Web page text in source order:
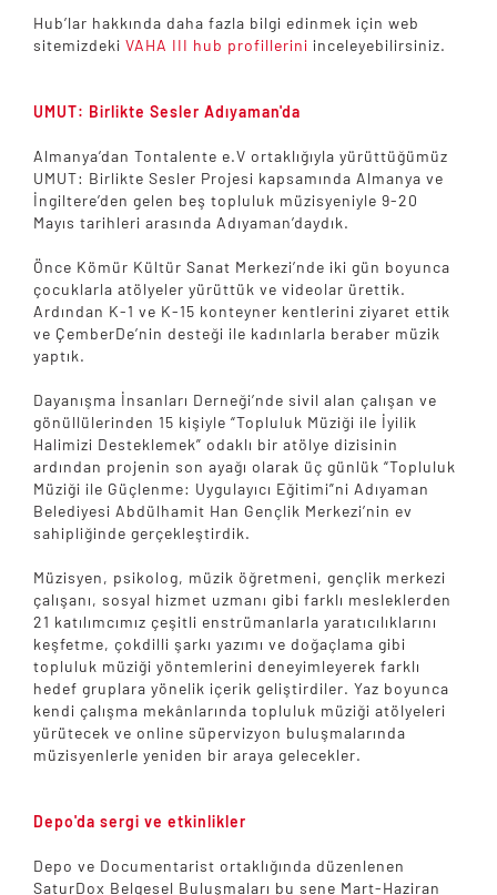
Hub’lar hakkında daha fazla bilgi edinmek için web
sitemizdeki VAHA III hub profillerini inceleyebilirsiniz.
UMUT: Birlikte Sesler Adıyaman'da
Almanya’dan Tontalente e.V ortaklığıyla yürüttüğümüz
UMUT: Birlikte Sesler Projesi kapsamında Almanya ve
İngiltere’den gelen beş topluluk müzisyeniyle 9-20
Mayıs tarihleri arasında Adıyaman’daydık.
Önce Kömür Kültür Sanat Merkezi’nde iki gün boyunca
çocuklarla atölyeler yürüttük ve videolar ürettik.
Ardından K-1 ve K-15 konteyner kentlerini ziyaret ettik
ve ÇemberDe’nin desteği ile kadınlarla beraber müzik
yaptık.
Dayanışma İnsanları Derneği’nde sivil alan çalışan ve
gönüllülerinden 15 kişiyle “Topluluk Müziği ile İyilik
Halimizi Desteklemek” odaklı bir atölye dizisinin
ardından projenin son ayağı olarak üç günlük “Topluluk
Müziği ile Güçlenme: Uygulayıcı Eğitimi”ni Adıyaman
Belediyesi Abdülhamit Han Gençlik Merkezi’nin ev
sahipliğinde gerçekleştirdik.
Müzisyen, psikolog, müzik öğretmeni, gençlik merkezi
çalışanı, sosyal hizmet uzmanı gibi farklı mesleklerden
21 katılımcımız çeşitli enstrümanlarla yaratıcılıklarını
keşfetme, çokdilli şarkı yazımı ve doğaçlama gibi
topluluk müziği yöntemlerini deneyimleyerek farklı
hedef gruplara yönelik içerik geliştirdiler. Yaz boyunca
kendi çalışma mekânlarında topluluk müziği atölyeleri
yürütecek ve online süpervizyon buluşmalarında
müzisyenlerle yeniden bir araya gelecekler.
Depo'da sergi ve etkinlikler
Depo ve Documentarist ortaklığında düzenlenen
SaturDox Belgesel Buluşmaları bu sene Mart-Haziran